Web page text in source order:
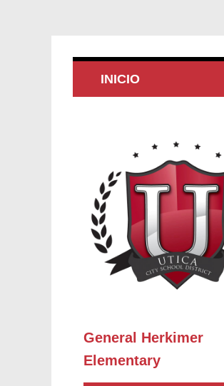
INICIO
General Herkimer
Elementary